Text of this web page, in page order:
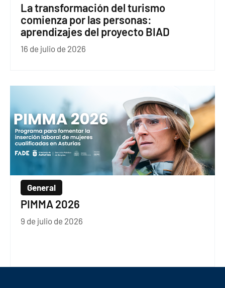
La transformación del turismo
comienza por las personas:
aprendizajes del proyecto BIAD
16 de julio de 2026
General
PIMMA 2026
9 de julio de 2026